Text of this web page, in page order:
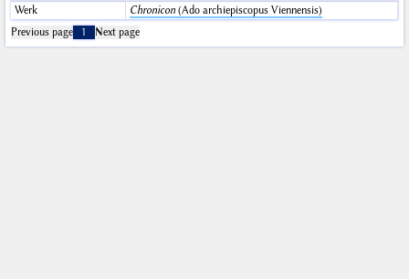
Werk
Chronicon(Ado archiepiscopus Viennensis)
Previous page
1 Next page